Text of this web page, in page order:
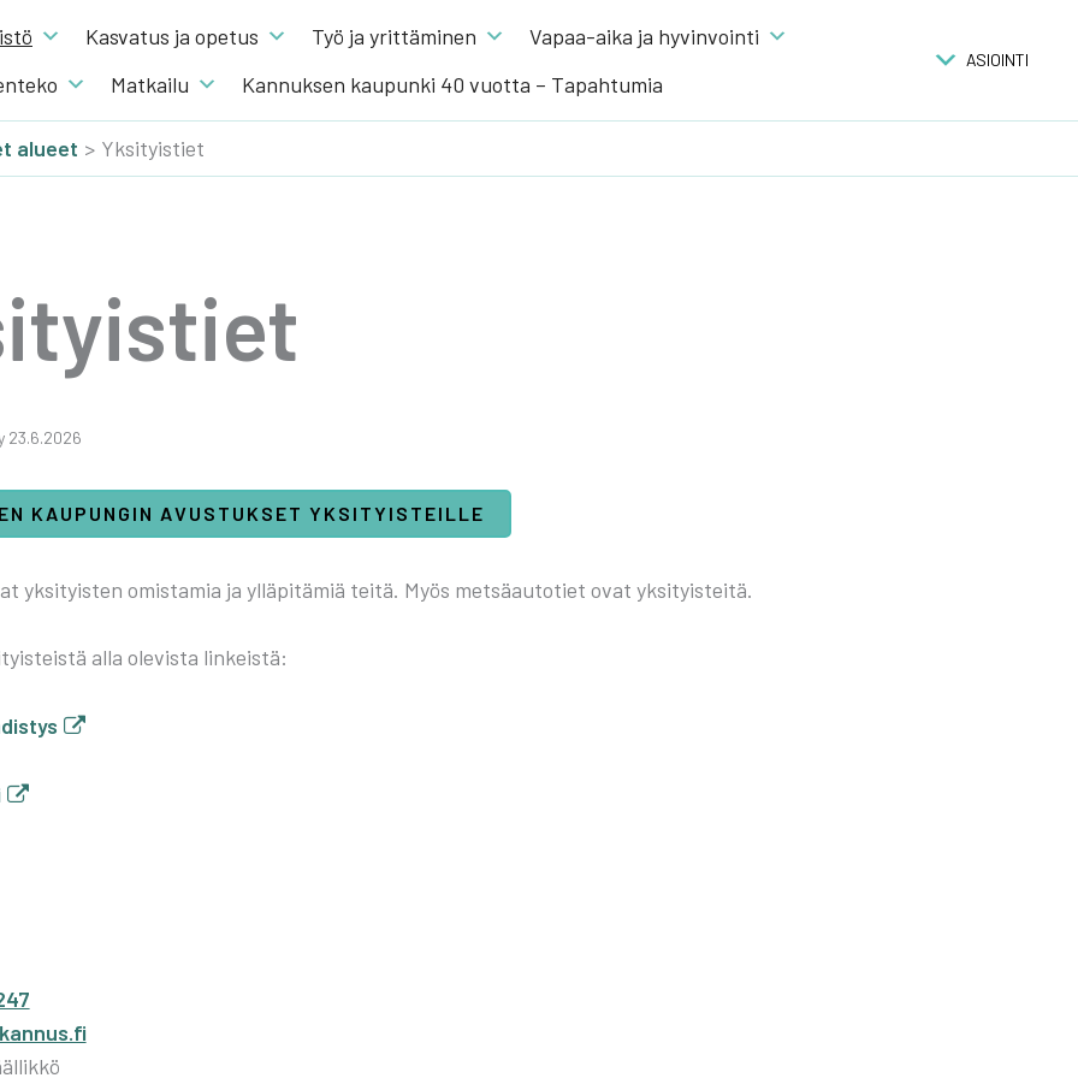
Kas­va­tus ja ope­tus Työ ja yrit­tä­mi­nen
Vapaa-aika ja hyvinvointi
Mat­kai­lu Kannuksen kaupunki 40 vuotta – Tapahtumia
ASIOINTI
alu­eet Yksityistiet
23.6.2026
KAUPUNGIN AVUSTUKSET YKSITYISTEILLE
yksi­tyis­ten omis­ta­mia ja yllä­pi­tä­miä tei­tä. Myös met­sä­au­to­tiet ovat yksi­tyis­tei­tä.
alla ole­vis­ta lin­keis­tä: